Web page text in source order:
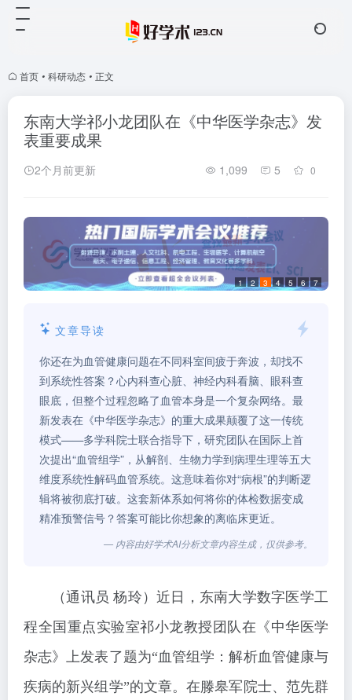
首页 • 科研动态 • 正文
东南大学祁小龙团队在《中华医学杂志》发
表重要成果
2个月前更新 1,099 5 0
1 2 3 4 5 6 7
文章导读
你还在为血管健康问题在不同科室间疲于奔波，却找不
到系统性答案？心内科查心脏、神经内科看脑、眼科查
眼底，但整个过程忽略了血管本身是一个复杂网络。最
新发表在《中华医学杂志》的重大成果颠覆了这一传统
模式——多学科院士联合指导下，研究团队在国际上首
次提出“血管组学”，从解剖、生物力学到病理生理等五大
维度系统性解码血管系统。这意味着你对“病根”的判断逻
辑将被彻底打破。这套新体系如何将你的体检数据变成
精准预警信号？答案可能比你想象的离临床更近。
— 内容由好学术AI分析文章内容生成，仅供参考。
（通讯员 杨玲）近日，东南大学数字医学工
程全国重点实验室祁小龙教授团队在《中华医学
杂志》上发表了题为“血管组学：解析血管健康与
疾病的新兴组学”的文章。在滕皋军院士、范先群